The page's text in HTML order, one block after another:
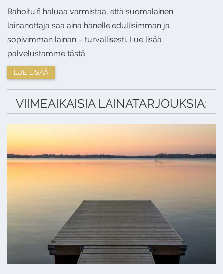
Rahoitu.fi haluaa varmistaa, että suomalainen
lainanottaja saa aina hänelle edullisimman ja
sopivimman lainan – turvallisesti. Lue lisää
palvelustamme tästä.
LUE LISÄÄ
VIIMEAIKAISIA LAINATARJOUKSIA: